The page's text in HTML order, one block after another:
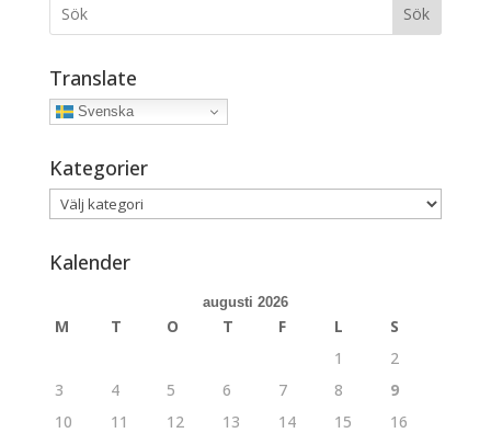
Sök
Translate
Svenska
Kategorier
Kategorier
Kalender
augusti 2026
M T O T F L
S
1
2
3
4 5 6 7 8
9
10
11 12 13 14 15
16